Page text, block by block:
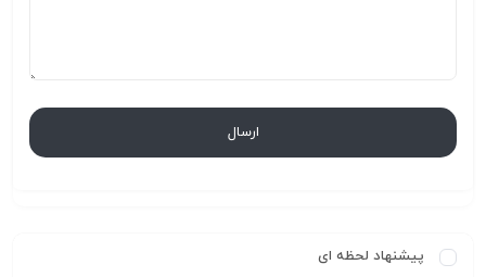
پیشنهاد لحظه ای